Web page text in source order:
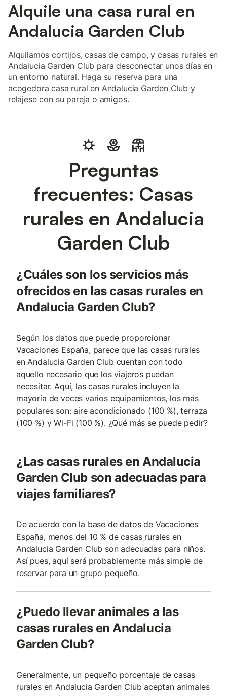
Alquile una casa rural en
Andalucia Garden Club
Alquilamos cortijos, casas de campo, y casas rurales en
Andalucia Garden Club para desconectar unos días en
un entorno natural. Haga su reserva para una
acogedora casa rural en Andalucia Garden Club y
relájese con su pareja o amigos.
Preguntas
frecuentes: Casas
rurales en Andalucia
Garden Club
¿Cuáles son los servicios más
ofrecidos en las casas rurales en
Andalucia Garden Club?
Según los datos que puede proporcionar
Vacaciones España, parece que las casas rurales
en Andalucia Garden Club cuentan con todo
aquello necesario que los viajeros puedan
necesitar. Aquí, las casas rurales incluyen la
mayoría de veces varios equipamientos, los más
populares son: aire acondicionado (100 %), terraza
(100 %) y Wi-Fi (100 %). ¿Qué más se puede pedir?
¿Las casas rurales en Andalucia
Garden Club son adecuadas para
viajes familiares?
De acuerdo con la base de datos de Vacaciones
España, menos del 10 % de casas rurales en
Andalucia Garden Club son adecuadas para niños.
Así pues, aquí será probablemente más simple de
reservar para un grupo pequeño.
¿Puedo llevar animales a las
casas rurales en Andalucia
Garden Club?
Generalmente, un pequeño porcentaje de casas
rurales en Andalucia Garden Club aceptan animales